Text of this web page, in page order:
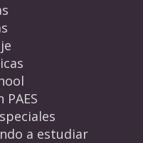
a estudiar